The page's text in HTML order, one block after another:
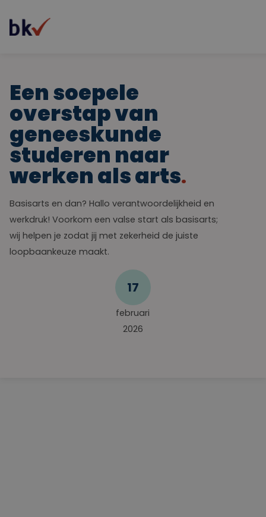
Nieuws
Contact
Een soepele
overstap van
geneeskunde
studeren naar
werken als arts
Basisarts en dan? Hallo verantwoordelijkheid en
werkdruk! Voorkom een valse start als basisarts;
wij helpen je zodat jij met zekerheid de juiste
loopbaankeuze maakt.
17
februari
2026